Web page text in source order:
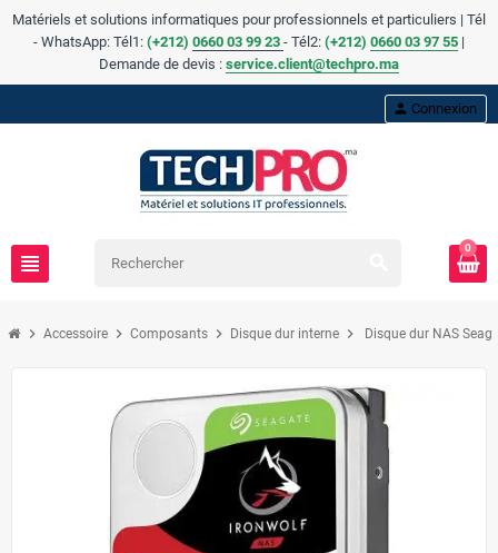
Matériels et solutions informatiques pour professionnels et particuliers | Tél
- WhatsApp: Tél1: (+212) 0660 03 99 23 - Tél2: (+212) 0660 03 97 55 |
Demande de devis : service.client@techpro.ma
view_headline
person Connexion
0
chevron_right Accessoire chevron_right Composants chevron_right Disque dur interne chevron_right Disque dur NAS